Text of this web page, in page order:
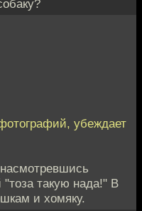
убеждает
такую нада!" В
и хомяку.